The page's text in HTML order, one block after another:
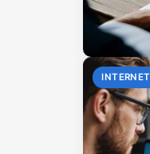
INTERNET